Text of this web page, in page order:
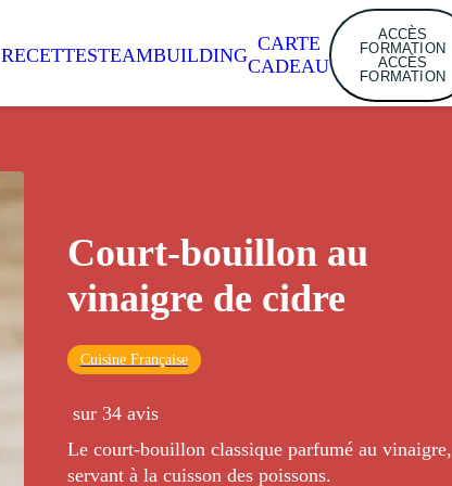
RECETTESTEAMBUILDING
CARTE
CADEAU
ACCÈS
FORMATION
ACCÈS
FORMATION
Court-bouillon au
vinaigre de cidre
Cuisine Française
sur 34 avis
Le court-bouillon classique parfumé au vinaigre,
servant à la cuisson des poissons.